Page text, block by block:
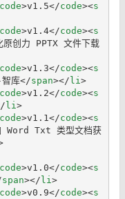
>v1.5</code><s
>v1.4</code><s
创力 PPTX 文件下载
>v1.3</code><s
库</span></ li>
>v1.2</code><s
li>
>v1.1</code><s
Word Txt 类型文档获
>v1.0</code><s
span></ li>
>v0.9</code><s